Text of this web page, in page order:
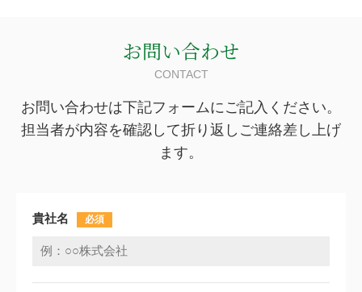
お問い合わせ
CONTACT
お問い合わせは下記フォームにご記入ください。
担当者が内容を確認して折り返しご連絡差し上げ
ます。
貴社名 必須